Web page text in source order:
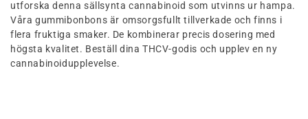
l
e
k
t
utforska denna sällsynta cannabinoid som utvinns ur hampa.
Våra gummibonbons är omsorgsfullt tillverkade och finns i
flera fruktiga smaker. De kombinerar precis dosering med
högsta kvalitet. Beställ dina THCV-godis och upplev en ny
cannabinoidupplevelse.